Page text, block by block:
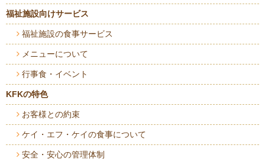
福祉施設向けサービス
福祉施設の食事サービス
メニューについて
行事食・イベント
KFKの特色
お客様との約束
ケイ・エフ・ケイの食事について
安全・安心の管理体制